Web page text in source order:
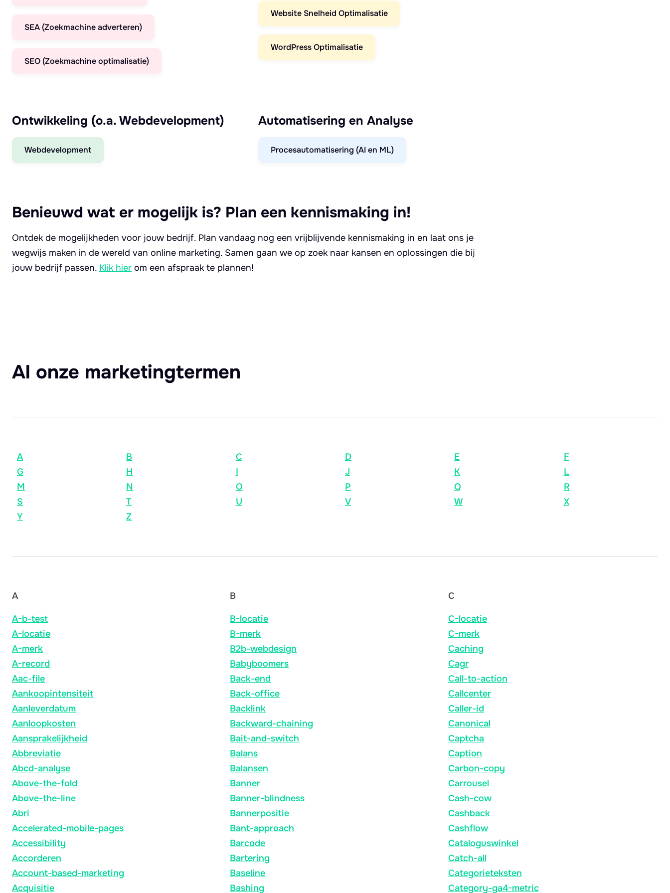
SEA (Zoekmachine adverteren)
SEO (Zoekmachine optimalisatie)
Website Snelheid Optimalisatie
WordPress Optimalisatie
Ontwikkeling (o.a. Webdevelopment)
Webdevelopment
Automatisering en Analyse
Procesautomatisering (AI en ML)
Benieuwd wat er mogelijk is? Plan een kennismaking in!
Ontdek de mogelijkheden voor jouw bedrijf. Plan vandaag nog een vrijblijvende kennismaking in en laat ons je
wegwijs maken in de wereld van online marketing. Samen gaan we op zoek naar kansen en oplossingen die bij
jouw bedrijf passen. Klik hier om een afspraak te plannen!
Al onze marketingtermen
A B C D E
F
G
H I J K
L
M
N O P Q
R
S
T U V W
X
Y
Z
A
A-b-test
A-locatie
A-merk
A-record
Aac-file
Aankoopintensiteit
Aanleverdatum
Aanloopkosten
Aansprakelijkheid
Abbreviatie
Abcd-analyse
Above-the-fold
Above-the-line
Abri
Accelerated-mobile-pages
Accessibility
Accorderen
Account-based-marketing
Acquisitie
B
B-locatie
B-merk
B2b-webdesign
Babyboomers
Back-end
Back-office
Backlink
Backward-chaining
Bait-and-switch
Balans
Balansen
Banner
Banner-blindness
Bannerpositie
Bant-approach
Barcode
Bartering
Baseline
Bashing
C
C-locatie
C-merk
Caching
Cagr
Call-to-action
Callcenter
Caller-id
Canonical
Captcha
Caption
Carbon-copy
Carrousel
Cash-cow
Cashback
Cashflow
Cataloguswinkel
Catch-all
Categorieteksten
Category-ga4-metric